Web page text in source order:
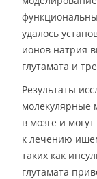
удалось
ионов натрия
глутамата и
Результаты
молекулярные
в мозге и
к лечению
таких как
глутамата